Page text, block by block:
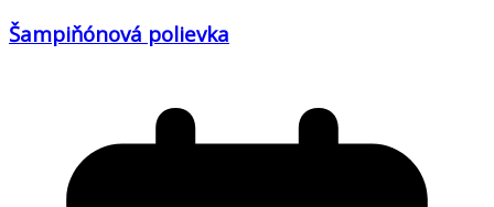
Šampiňónová polievka